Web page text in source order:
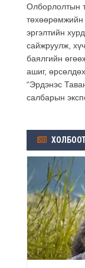
Олборлолтын
төхөөрөмжийн
эргэлтийн
сайжруулж,
баялгийн
ашиг,
“Эрдэнэс
салбарын